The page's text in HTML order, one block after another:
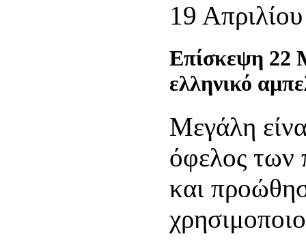
19
Επίσκεψη 22
ελληνικό
Μεγάλη
όφελος των
και